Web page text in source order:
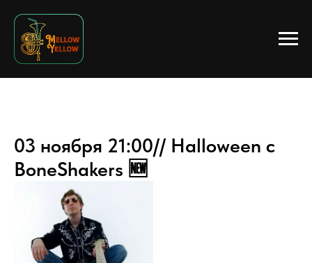
03 ноября 21:00// Halloween c
BoneShakers 🆕